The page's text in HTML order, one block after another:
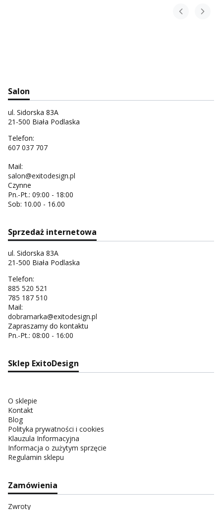
Salon
ul. Sidorska 83A
21-500 Biała Podlaska
Telefon:
607 037 707
Mail:
salon@exitodesign.pl
Czynne
Pn.-Pt.: 09:00 - 18:00
Sob: 10.00 - 16.00
Sprzedaż internetowa
ul. Sidorska 83A
21-500 Biała Podlaska
Telefon:
885 520 521
785 187 510
Mail:
dobramarka@exitodesign.pl
Zapraszamy do kontaktu
Pn.-Pt.: 08:00 - 16:00
Sklep ExitoDesign
O sklepie
Kontakt
Blog
Polityka prywatności i cookies
Klauzula Informacyjna
Informacja o zużytym sprzęcie
Regulamin sklepu
Zamówienia
Zwroty